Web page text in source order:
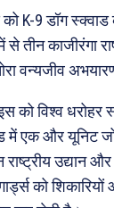
K-9 डॉग
तीन काजीरंगा
वन्यजीव
को विश्व धरोहर
में एक और यूनिट
उद्यान
को